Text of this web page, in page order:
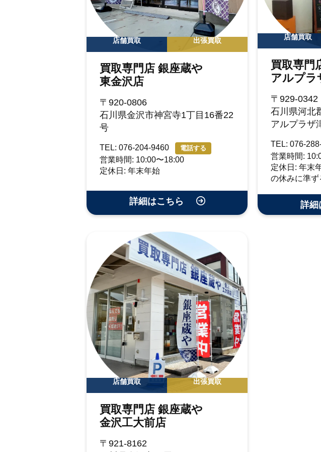
店舗買取 出張買取
買取専門店 銀座蔵や
東金沢店
〒920-0806
石川県金沢市神宮寺1丁目16番22
号
TEL: 076-204-9460 電話する
営業時間: 10:00〜18:00
定休日: 年末年始
詳細はこちら
店舗買取
買取専門
アルプラ
〒929-0342
石川県河北
アルプラザ
TEL: 076-
営業時間:
定休日: 年
の休みに準ず
詳細
店舗買取 出張買取
買取専門店 銀座蔵や
金沢工大前店
〒921-8162